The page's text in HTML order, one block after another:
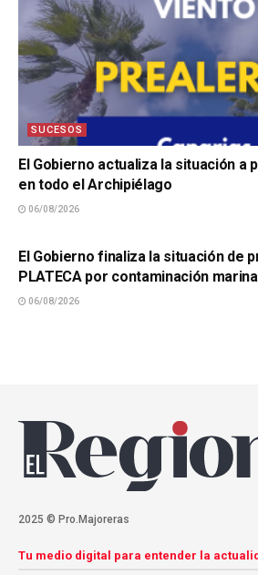
SUCESOS
El Gobierno actualiza la situación a
en todo el Archipiélago
06/08/2026
El Gobierno finaliza la situación de
PLATECA por contaminación
06/08/2026
2025 © Pro.Majoreras
Tu medio digital para entender la